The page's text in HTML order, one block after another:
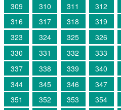
309
310 311 312
316
317 318 319
323
324 325 326
330
331 332 333
337
338 339 340
344
345 346 347
351
352 353 354